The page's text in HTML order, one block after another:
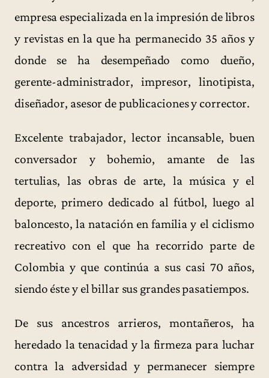
empresa especializada en la impresión de libros
y revistas en la que ha permanecido 35 años y
donde se ha desempeñado como dueño,
gerente-administrador, impresor, linotipista,
diseñador, asesor de publicaciones y corrector.
Excelente trabajador, lector incansable, buen
conversador y bohemio, amante de las
tertulias, las obras de arte, la música y el
deporte, primero dedicado al fútbol, luego al
baloncesto, la natación en familia y el ciclismo
recreativo con el que ha recorrido parte de
Colombia y que continúa a sus casi 70 años,
siendo éste y el billar sus grandes pasatiempos.
De sus ancestros arrieros, montañeros, ha
heredado la tenacidad y la firmeza para luchar
contra la adversidad y permanecer siempre